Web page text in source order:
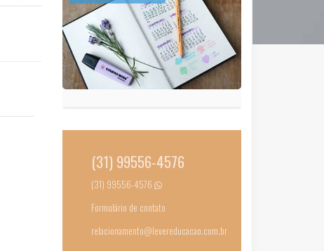
(31) 99556-4576
(31) 99556-4576
Formulário de contato
relacionamento@levereducacao.com.br